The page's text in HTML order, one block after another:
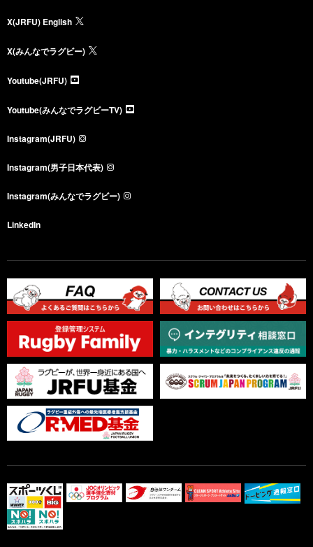
X(JRFU) English
X(みんなでラグビー)
Youtube(JRFU)
Youtube(みんなでラグビーTV)
Instagram(JRFU)
Instagram(男子日本代表)
Instagram(みんなでラグビー)
LinkedIn